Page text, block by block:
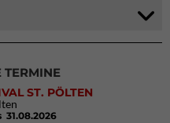
TERMINE
ST. PÖLTEN
31.08.2026